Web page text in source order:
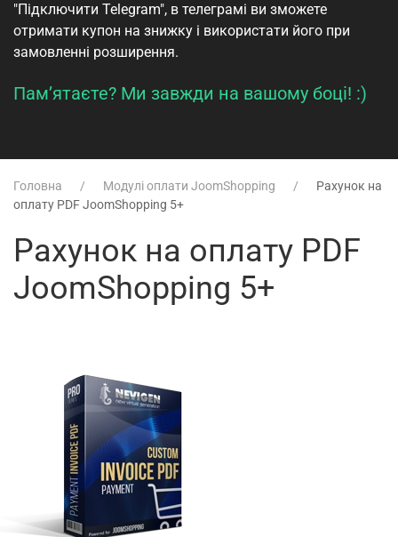
"Підключити Telegram", в телеграмі ви зможете
отримати купон на знижку і використати його при
замовленні розширення.
Пам’ятаєте? Ми завжди на вашому боці! :)
Головна Модулі оплати JoomShopping
Рахунок на
оплату PDF JoomShopping 5+
Рахунок на оплату PDF
JoomShopping 5+